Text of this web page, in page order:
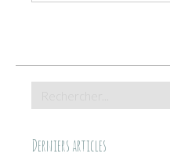
Derniers articles